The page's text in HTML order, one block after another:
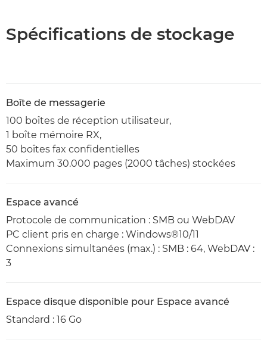
Spécifications de stockage
Boîte de messagerie
100 boîtes de réception utilisateur,
1 boîte mémoire RX,
50 boîtes fax confidentielles
Maximum 30.000 pages (2000 tâches) stockées
Espace avancé
Protocole de communication : SMB ou WebDAV
PC client pris en charge : Windows®10/11
Connexions simultanées (max.) : SMB : 64, WebDAV :
3
Espace disque disponible pour Espace avancé
Standard : 16 Go